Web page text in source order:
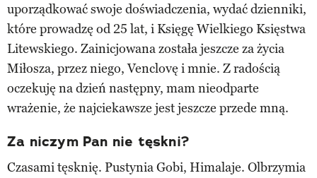
uporządkować swoje doświadczenia, wydać dzienniki,
które prowadzę od 25 lat, i Księgę Wielkiego Księstwa
Litewskiego. Zainicjowana została jeszcze za życia
Miłosza, przez niego, Venclovę i mnie. Z radością
oczekuję na dzień następny, mam nieodparte
wrażenie, że najciekawsze jest jeszcze przede mną.
Za niczym Pan nie tęskni?
Czasami tęsknię. Pustynia Gobi, Himalaje. Olbrzymia